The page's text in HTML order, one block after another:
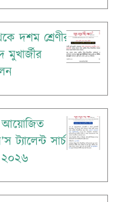
দশম শ্রেণীর
মুখার্জীর
আয়োজিত
ট্যালেন্ট সার্চ
২০২৬